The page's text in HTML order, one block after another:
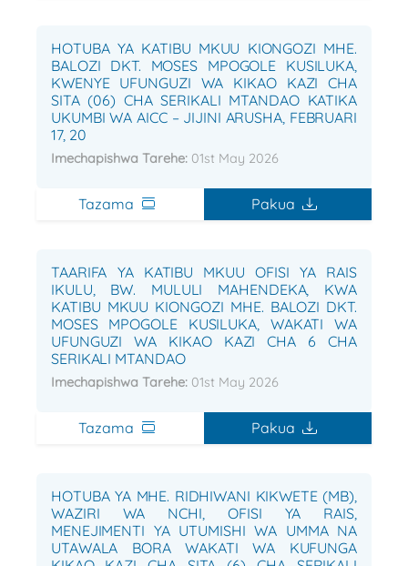
HOTUBA YA KATIBU MKUU KIONGOZI MHE.
BALOZI DKT. MOSES MPOGOLE KUSILUKA,
KWENYE UFUNGUZI WA KIKAO KAZI CHA
SITA (06) CHA SERIKALI MTANDAO KATIKA
UKUMBI WA AICC – JIJINI ARUSHA, FEBRUARI
17, 20
Imechapishwa Tarehe: 01st May 2026
Tazama Pakua
TAARIFA YA KATIBU MKUU OFISI YA RAIS
IKULU, BW. MULULI MAHENDEKA, KWA
KATIBU MKUU KIONGOZI MHE. BALOZI DKT.
MOSES MPOGOLE KUSILUKA, WAKATI WA
UFUNGUZI WA KIKAO KAZI CHA 6 CHA
SERIKALI MTANDAO
Imechapishwa Tarehe: 01st May 2026
Tazama Pakua
HOTUBA YA MHE. RIDHIWANI KIKWETE (MB),
WAZIRI WA NCHI, OFISI YA RAIS,
MENEJIMENTI YA UTUMISHI WA UMMA NA
UTAWALA BORA WAKATI WA KUFUNGA